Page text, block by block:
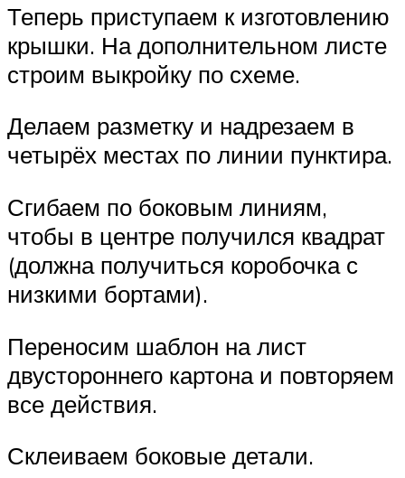
Теперь приступаем к изготовлению
крышки. На дополнительном листе
строим выкройку по схеме.
Делаем разметку и надрезаем в
четырёх местах по линии пунктира.
Сгибаем по боковым линиям,
чтобы в центре получился квадрат
(должна получиться коробочка с
низкими бортами).
Переносим шаблон на лист
двустороннего картона и повторяем
все действия.
Склеиваем боковые детали.